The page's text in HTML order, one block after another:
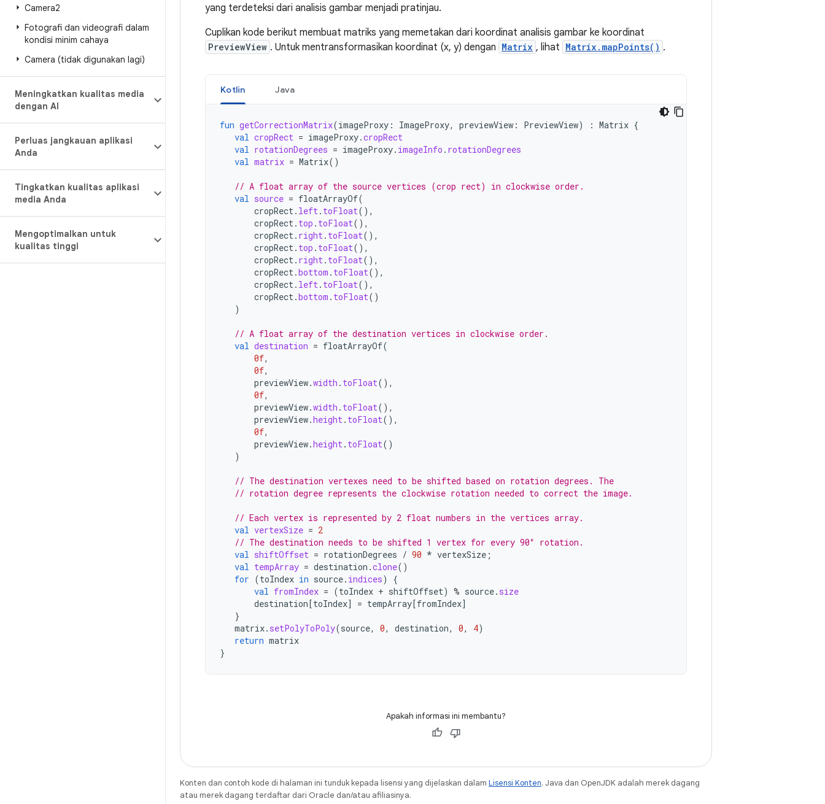
Camera2
Fotografi dan videografi dalam
kondisi minim cahaya
Camera (tidak digunakan lagi)
Meningkatkan kualitas media
dengan AI
Perluas jangkauan aplikasi
Anda
Tingkatkan kualitas aplikasi
media Anda
Mengoptimalkan untuk
kualitas tinggi
yang terdeteksi dari analisis gambar menjadi pratinjau.
Cuplikan kode berikut membuat matriks yang memetakan dari koordinat analisis gambar ke koordinat
PreviewView . Untuk mentransformasikan koordinat (x, y) dengan Matrix , lihat Matrix.mapPoints() .
Kotlin Java
fun getCorrectionMatrix(imageProxy : ImageProxy, previewView : PreviewView) : Matrix {
val cropRect = imageProxy.cropRect
val rotationDegrees = imageProxy. imageInfo . rotationDegrees
val matrix = Matrix()
// A float array of the source vertices (crop rect) in clockwise order.
val source = floatArrayOf(
cropRect. left. toFloat(),
cropRect. top . toFloat(),
cropRect. right. toFloat(),
cropRect. top . toFloat(),
cropRect. right. toFloat(),
cropRect.bottom . toFloat(),
cropRect. left. toFloat(),
cropRect.bottom . toFloat()
)
// A float array of the destination vertices in clockwise order.
val destination = floatArrayOf(
0f,
0f,
previewView.width . toFloat(),
0f,
previewView.width . toFloat(),
previewView.height. toFloat(),
0f,
previewView.height. toFloat()
)
// The destination vertexes need to be shifted based on rotation degrees. The
// rotation degree represents the clockwise rotation needed to correct the image.
// Each vertex is represented by 2 float numbers in the vertices array.
val vertexSize = 2
// The destination needs to be shifted 1 vertex for every 90° rotation.
val shiftOffset = rotationDegrees / 90 * vertexSize ;
val tempArray = destination .clone()
for (toIndex in source. indices)
{
val fromIndex = (toIndex + shiftOffset) % source. size
destination[toIndex] = tempArray[fromIndex]
}
matrix. setPolyToPoly(source, 0, destination, 0, 4)
return matrix
}
Apakah informasi ini membantu?
Konten dan contoh kode di halaman ini tunduk kepada lisensi yang dijelaskan dalam Lisensi Konten. Java dan OpenJDK adalah merek dagang
atau merek dagang terdaftar dari Oracle dan/atau afiliasinya.